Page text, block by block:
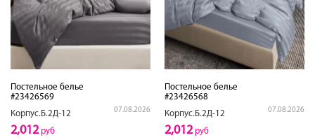
Постельное белье
#23426569
Корпус.Б.2Д-12
07.08.2026
2,012руб
Постельное белье
#23426568
Корпус.Б.2Д-12
07.08.2026
2,012руб